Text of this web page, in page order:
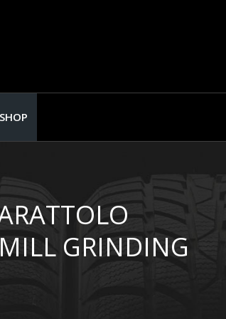
SHOP
GRINDING